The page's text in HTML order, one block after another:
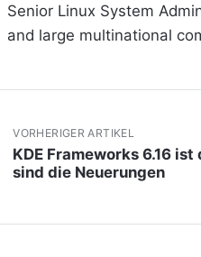
Senior Linux System
and large multinational
VORHERIGER ARTIKEL
KDE Frameworks 6.16 ist
sind die Neuerungen